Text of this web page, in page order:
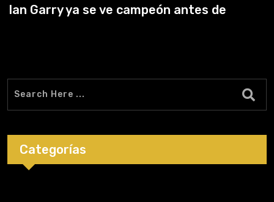
Ian Garry ya se ve campeón antes de
Categorías